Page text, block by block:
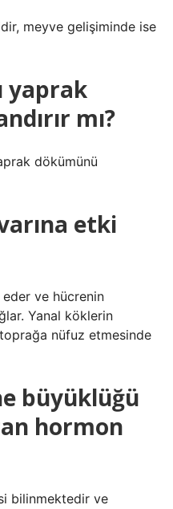
meyve gelişiminde ise
yaprak
mı?
dökümünü
etki
ve hücrenin
Yanal köklerin
nüfuz etmesinde
büyüklüğü
hormon
bilinmektedir ve